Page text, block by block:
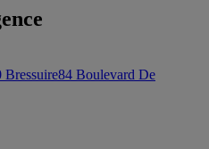
Bressuire84 Boulevard De